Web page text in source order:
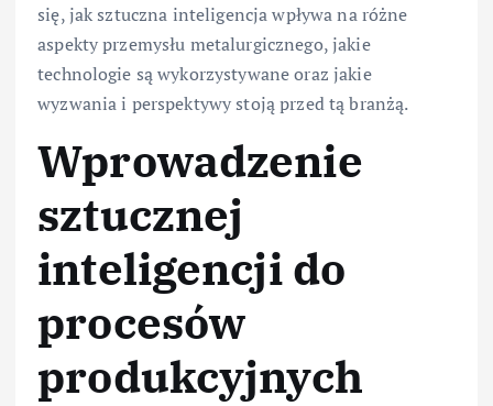
się, jak sztuczna inteligencja wpływa na różne
aspekty przemysłu metalurgicznego, jakie
technologie są wykorzystywane oraz jakie
wyzwania i perspektywy stoją przed tą branżą.
Wprowadzenie
sztucznej
inteligencji do
procesów
produkcyjnych